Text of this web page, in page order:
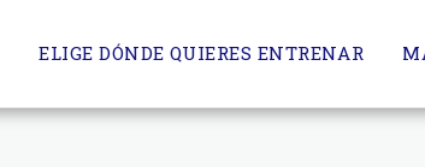
ELIGE DÓNDE QUIERES ENTRENAR